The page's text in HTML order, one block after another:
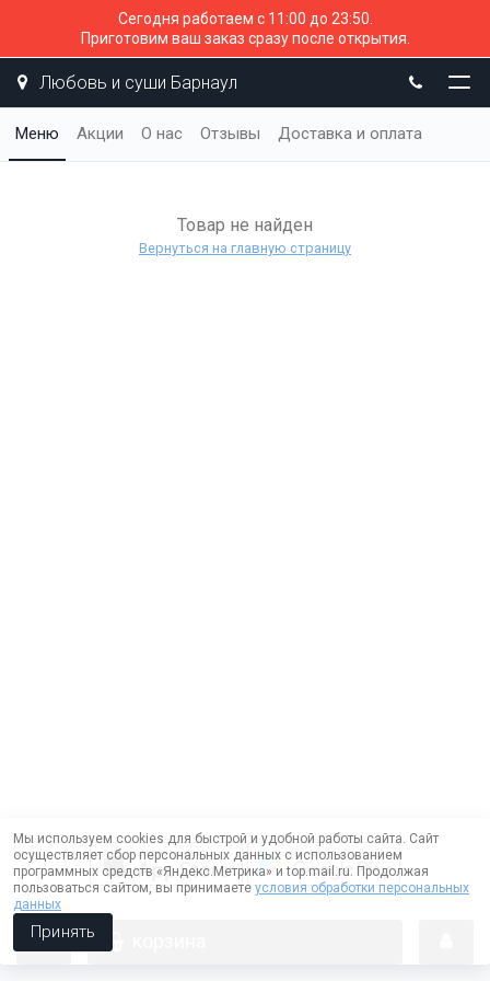
Сегодня работаем с 11:00 до 23:50.
Приготовим ваш заказ сразу после открытия.
Любовь и суши Барнаул
Меню Акции О нас Отзывы Доставка и оплата
Товар не найден
Вернуться на главную страницу
Мы используем cookies для быстрой и удобной работы сайта. Сайт
осуществляет сбор персональных данных с использованием
программных средств «Яндекс.Метрика» и top.mail.ru. Продолжая
пользоваться сайтом, вы принимаете условия обработки персональных
данных
Принять